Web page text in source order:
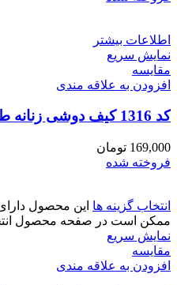
اطلاعات بیشتر
نمایش سریع
مقايسه
افزودن به علاقه مندی
کد 1316 کیف دوشی زنانه طرح سلین
169,000 تومان
فروخته شده
انتخاب گزینه ها این محصول
ممکن است در صفحه محصول
نمایش سریع
مقايسه
افزودن به علاقه مندی